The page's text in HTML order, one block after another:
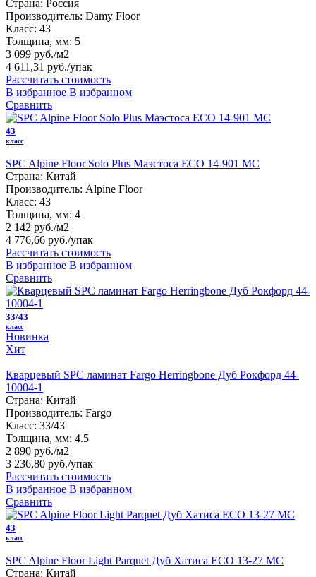
Страна: Россия
Производитель: Damy Floor
Класс: 43
Толщина, мм: 5
3 099 руб./м2
4 611,31 руб./упак
Рассчитать стоимость
В избранное В избранном
Сравнить
43
класс
SPC Alpine Floor Solo Plus Маэстоса ЕСО 14-901 MC
Страна: Китай
Производитель: Alpine Floor
Класс: 43
Толщина, мм: 4
2 142 руб./м2
4 776,66 руб./упак
Рассчитать стоимость
В избранное В избранном
Сравнить
33/43
класс
Новинка
Хит
Кварцевый SPC ламинат Fargo Herringbone Дуб Рокфорд 44-
10004-1
Страна: Китай
Производитель: Fargo
Класс: 33/43
Толщина, мм: 4.5
2 890 руб./м2
3 236,80 руб./упак
Рассчитать стоимость
В избранное В избранном
Сравнить
43
класс
SPC Alpine Floor Light Parquet Дуб Хатиса ЕСО 13-27 MC
Страна: Китай